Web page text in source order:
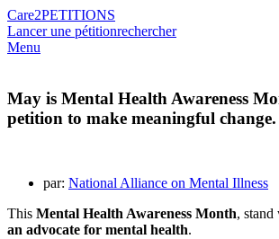
Care2PETITIONS
Lancer une pétitionrechercher
Menu
May is Mental Health Awareness
petition to make meaningful change.
par: National Alliance on Mental Illness
This Mental Health Awareness Month,
an advocate for mental health.